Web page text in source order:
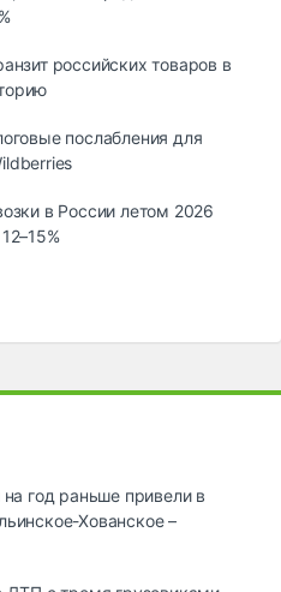
российских товаров в
послабления для
в России летом 2026
год раньше привели в
Хованское –